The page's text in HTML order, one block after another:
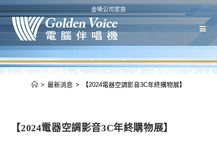
金嗓公司家族
> 最新消息 > 【2024電器空調影音3C年終購物展】
【2024電器空調影音3C年終購物展】